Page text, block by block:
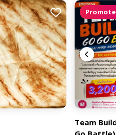
Promoted
Team